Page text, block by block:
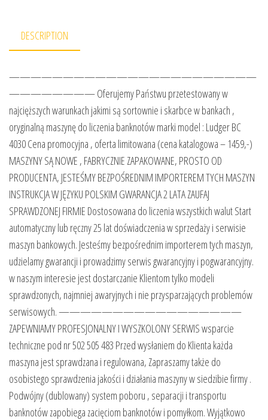
DESCRIPTION
———————————————————————
———————— Oferujemy Państwu przetestowany w
najcięższych warunkach jakimi są sortownie i skarbce w bankach ,
oryginalną maszynę do liczenia banknotów marki model : Ludger BC
4030 Cena promocyjna , oferta limitowana (cena katalogowa – 1459,-)
MASZYNY SĄ NOWE , FABRYCZNIE ZAPAKOWANE, PROSTO OD
PRODUCENTA, JESTEŚMY BEZPOŚREDNIM IMPORTEREM TYCH MASZYN
INSTRUKCJA W JĘZYKU POLSKIM GWARANCJA 2 LATA ZAUFAJ
SPRAWDZONEJ FIRMIE Dostosowana do liczenia wszystkich walut Start
automatyczny lub ręczny 25 lat doświadczenia w sprzedaży i serwisie
maszyn bankowych. Jesteśmy bezpośrednim importerem tych maszyn,
udzielamy gwarancji i prowadzimy serwis gwarancyjny i pogwarancyjny.
w naszym interesie jest dostarczanie Klientom tylko modeli
sprawdzonych, najmniej awaryjnych i nie przysparzających problemów
serwisowych. —————————————————
ZAPEWNIAMY PROFESJONALNY I WYSZKOLONY SERWIS wsparcie
techniczne pod nr 502 505 483 Przed wysłaniem do Klienta każda
maszyna jest sprawdzana i regulowana, Zapraszamy także do
osobistego sprawdzenia jakości i działania maszyny w siedzibie firmy .
Podwójny (dublowany) system poboru , separacji i transportu
banknotów zapobiega zacięciom banknotów i pomyłkom. Wyjątkowo